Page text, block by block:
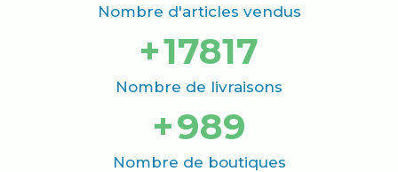
Nombre d'articles vendus
+18000
Nombre de livraisons
+1000
Nombre de boutiques